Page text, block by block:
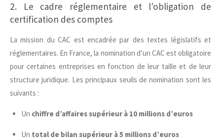
2. Le cadre réglementaire et l’obligation de
certification des comptes
La mission du CAC est encadrée par des textes législatifs et
réglementaires. En France, la nomination d’un CAC est obligatoire
pour certaines entreprises en fonction de leur taille et de leur
structure juridique. Les principaux seuils de nomination sont les
suivants :
Un chiffre d’affaires supérieur à 10 millions d’euros
Un total de bilan supérieur à 5 millions d’euros